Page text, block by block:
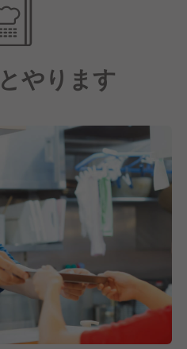
与はしっかりアップ！】
調！
生まれやすいので、キャリ
のが特徴です。
福利厚生アリ】
で利用できる社員割引制度
をしているので、プライベ
食事を楽しめますよ！
やります